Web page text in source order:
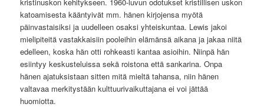
katoamisesta kääntyivät mm. hänen kirjojensa myötä
päinvastaisiksi ja uudelleen osaksi yhteiskuntaa. Lewis jakoi
mielipiteitä vastakkaisiin pooleihin elämänsä aikana ja jakaa niitä
edelleen, koska hän otti rohkeasti kantaa asioihin. Niinpä hän
esiintyy keskusteluissa sekä roistona että sankarina. Onpa
hänen ajatuksistaan sitten mitä mieltä tahansa, niin hänen
valtavaa merkitystään kulttuurivaikuttajana ei voi jättää
huomiotta.